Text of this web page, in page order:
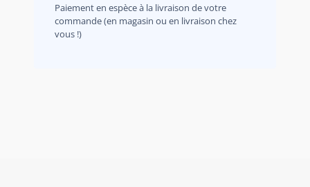
Paiement en espèce à la livraison de votre
commande (en magasin ou en livraison chez
vous !)